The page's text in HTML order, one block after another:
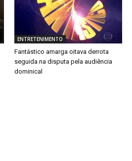
ENTRETENIMENTO
Fantástico amarga oitava derrota
seguida na disputa pela audiência
dominical